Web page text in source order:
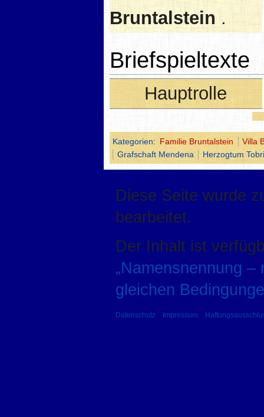
Bruntalstein.
Briefspieltexte
Hauptrolle
Kategorien: Familie Bruntalstein
Villa
Grafschaft Mendena
Herzogtum
Diese Seite wurde
bearbeitet.
Der Inhalt ist
„Namensnennung
gleichen
Datenschutz Impressum